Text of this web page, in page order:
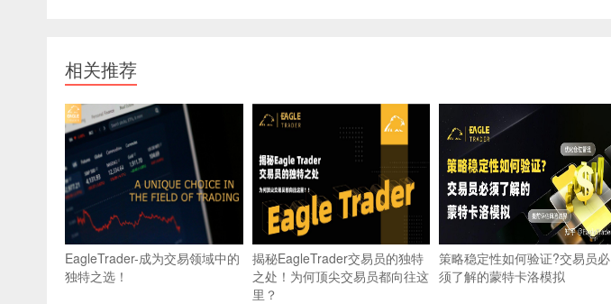
相关推荐
EagleTrader-成为交易领域中的
独特之选！
揭秘EagleTrader交易员的独特
之处！为何顶尖交易员都向往这
里？
策略稳定性如何验证?交易员必
须了解的蒙特卡洛模拟